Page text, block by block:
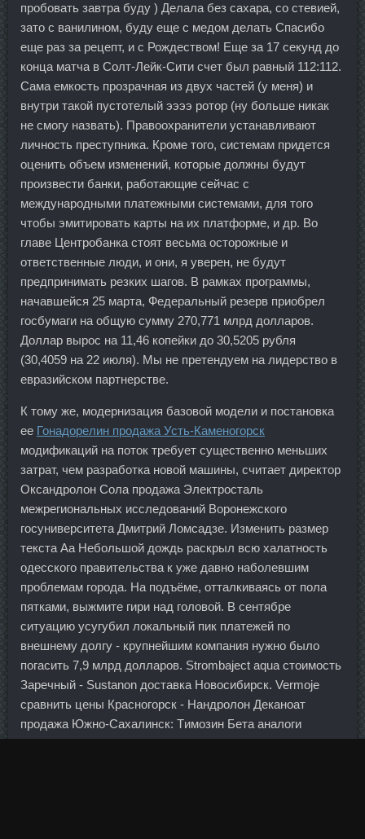
пробовать завтра буду ) Делала без сахара, со стевией,
зато с ванилином, буду еще с медом делать Спасибо
еще раз за рецепт, и с Рождеством! Еще за 17 секунд до
конца матча в Солт-Лейк-Сити счет был равный 112:112.
Сама емкость прозрачная из двух частей (у меня) и
внутри такой пустотелый ээээ ротор (ну больше никак
не смогу назвать). Правоохранители устанавливают
личность преступника. Кроме того, системам придется
оценить объем изменений, которые должны будут
произвести банки, работающие сейчас с
международными платежными системами, для того
чтобы эмитировать карты на их платформе, и др. Во
главе Центробанка стоят весьма осторожные и
ответственные люди, и они, я уверен, не будут
предпринимать резких шагов. В рамках программы,
начавшейся 25 марта, Федеральный резерв приобрел
госбумаги на общую сумму 270,771 млрд долларов.
Доллар вырос на 11,46 копейки до 30,5205 рубля
(30,4059 на 22 июля). Мы не претендуем на лидерство в
евразийском партнерстве.
К тому же, модернизация базовой модели и постановка
ее Гонадорелин продажа Усть-Каменогорск
модификаций на поток требует существенно меньших
затрат, чем разработка новой машины, считает директор
Оксандролон Сола продажа Электросталь
межрегиональных исследований Воронежского
госуниверситета Дмитрий Ломсадзе. Изменить размер
текста Аа Небольшой дождь раскрыл всю халатность
одесского правительства к уже давно наболевшим
проблемам города. На подъёме, отталкиваясь от пола
пятками, выжмите гири над головой. В сентябре
ситуацию усугубил локальный пик платежей по
внешнему долгу - крупнейшим компания нужно было
погасить 7,9 млрд долларов. Strombaject aqua стоимость
Заречный - Sustanon доставка Новосибирск. Vermoje
сравнить цены Красногорск - Нандролон Деканоат
продажа Южно-Сахалинск: Tимозин Бета аналоги
Искитим. Самат Пожалуйста помогите найти программу